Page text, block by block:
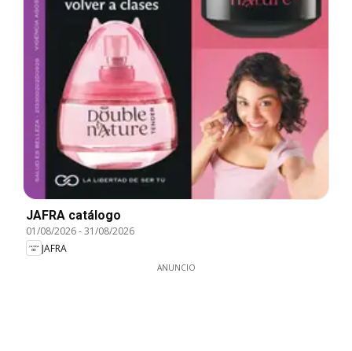
JAFRA catálogo
01/08/2026-31/08/2026
JAFRA
ANUNCIO